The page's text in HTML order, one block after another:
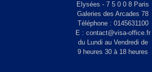
Elysées - 7 5 0 0 8 Paris
Galeries des Arcades 78
Téléphone : 0145631100
E : contact@visa-office.fr
du Lundi au Vendredi de
9 heures 30 à 18 heures